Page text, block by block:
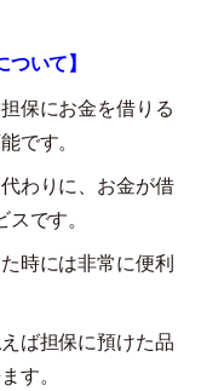
いて】
保にお金を借りる
です。
わりに、お金が借
です。
時には非常に便利
ば担保に預けた品
す。